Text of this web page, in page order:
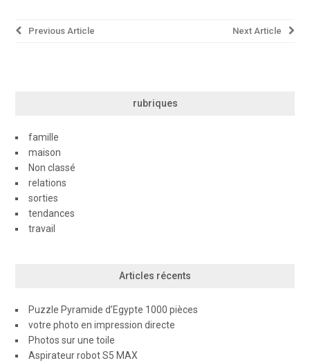
Navigation
Next Article
Previous Article
rubriques
famille
maison
Non classé
relations
sorties
tendances
travail
Articles récents
Puzzle Pyramide d’Egypte 1000 pièces
votre photo en impression directe
Photos sur une toile
Aspirateur robot S5 MAX